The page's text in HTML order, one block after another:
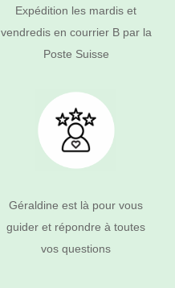
Expédition les mardis et
vendredis en courrier B par la
Poste Suisse
Géraldine est là pour vous
guider et répondre à toutes
vos questions